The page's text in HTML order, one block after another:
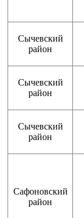
Сычевский
район
Сычевский
район
Сычевский
район
Сафоновский
район